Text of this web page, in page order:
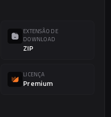
EXTENSÃO DE
DOWNLOAD
ZIP
LICENÇA
Premium